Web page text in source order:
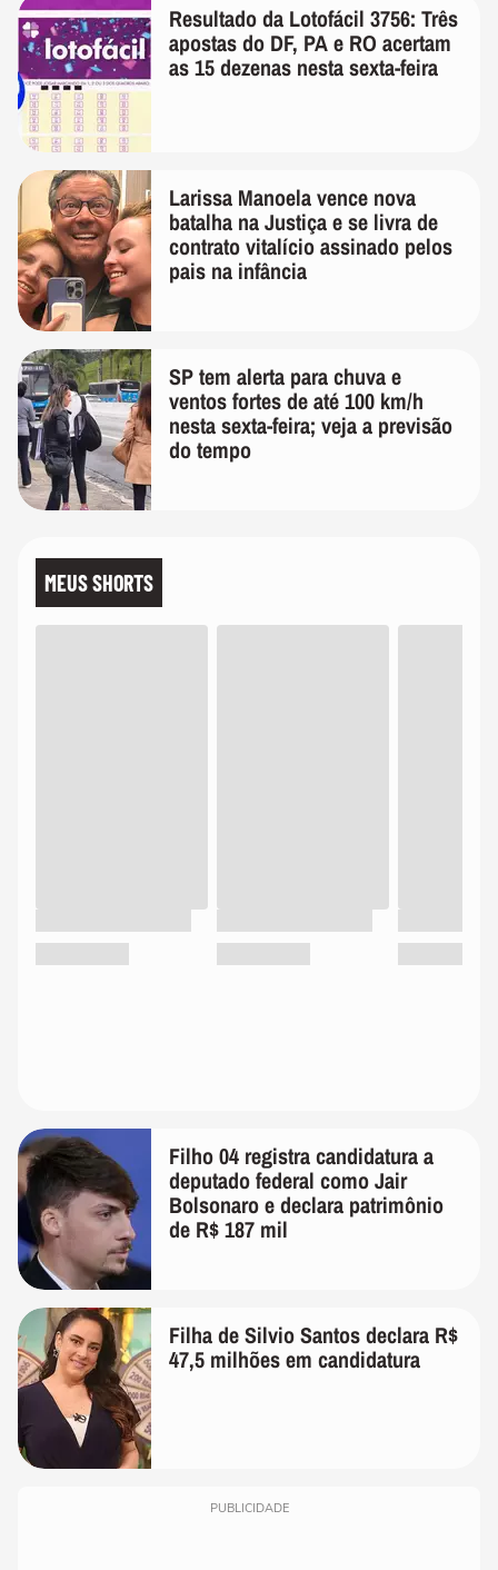
Resultado da Lotofácil 3756: Três
apostas do DF, PA e RO acertam
as 15 dezenas nesta sexta-feira
Larissa Manoela vence nova
batalha na Justiça e se livra de
contrato vitalício assinado pelos
pais na infância
SP tem alerta para chuva e
ventos fortes de até 100 km/h
nesta sexta-feira; veja a previsão
do tempo
MEUS SHORTS
Filho 04 registra candidatura a
deputado federal como Jair
Bolsonaro e declara patrimônio
de R$ 187 mil
Filha de Silvio Santos declara R$
47,5 milhões em candidatura
PUBLICIDADE